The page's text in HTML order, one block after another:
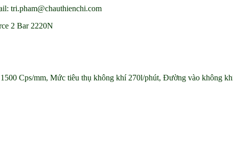
tri.pham@chauthienchi.com
2 Bar 2220N
Cps/mm, Mức tiêu thụ không khí 270l/phút, Đường vào không